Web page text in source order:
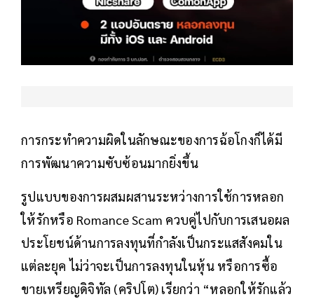
การกระทำความผิดในลักษณะของการฉ้อโกงก็ได้มี
การพัฒนาความซับซ้อนมากยิ่งขึ้น
รูปแบบของการผสมผสานระหว่างการใช้การหลอก
ให้รักหรือ Romance Scam ควบคู่ไปกับการเสนอผล
ประโยชน์ด้านการลงทุนที่กำลังเป็นกระแสสังคมใน
แต่ละยุค ไม่ว่าจะเป็นการลงทุนในหุ้น หรือการซื้อ
ขายเหรียญดิจิทัล (คริปโต) เรียกว่า “หลอกให้รักแล้ว